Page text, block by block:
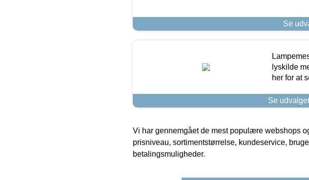
Se
lyskilde
her for at
Se
Vi har gennemgået de mest populære webshops
prisniveau, sortimentstørrelse, kundeservice,
betalingsmuligheder.